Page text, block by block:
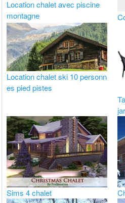
Location chalet avec piscine
montagne
Location chalet ski 10 personn
es pied pistes
Sims 4 chalet